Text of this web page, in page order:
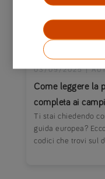
Come leggere la
completa ai
03/09/2025|
Ti stai chiedendo
guida europea?
codici che trovi sul